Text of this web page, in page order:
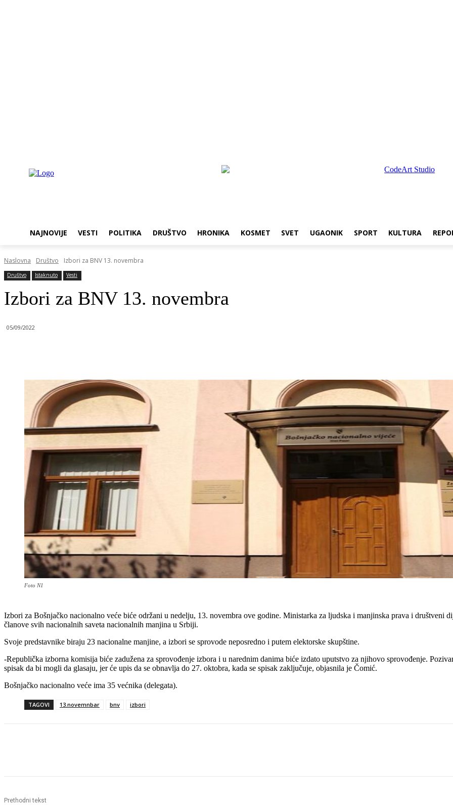
NAJNOVIJE VESTI POLITIKA DRUŠTVO HRONIKA KOSMET SVET UGAONIK SPORT KULTURA
Naslovna Društvo Izbori za BNV 13. novembra
Društvo Istaknuto Vesti
Izbori za BNV 13. novembra
05/09/2022
Foto N1
Izbori za Bošnjačko nacionalno veće biće održani u nedelju, 13. novembra ove godine. Ministarka za ljudska i manjinska prava i društveni
članove svih nacionalnih saveta nacionalnih manjina u Srbiji.
Svoje predstavnike biraju 23 nacionalne manjine, a izbori se sprovode neposredno i putem elektorske skupštine.
-Republička izborna komisija biće zadužena za sprovođenje izbora i u narednim danima biće izdato uputstvo za njihovo sprovođenje.
spisak da bi mogli da glasaju, jer će upis da se obnavlja do 27. oktobra, kada se spisak zaključuje, objasnila je Čomić.
Bošnjačko nacionalno veće ima 35 većnika (delegata).
TAGOVI 13.novemnbar bnv izbori
Prethodni tekst